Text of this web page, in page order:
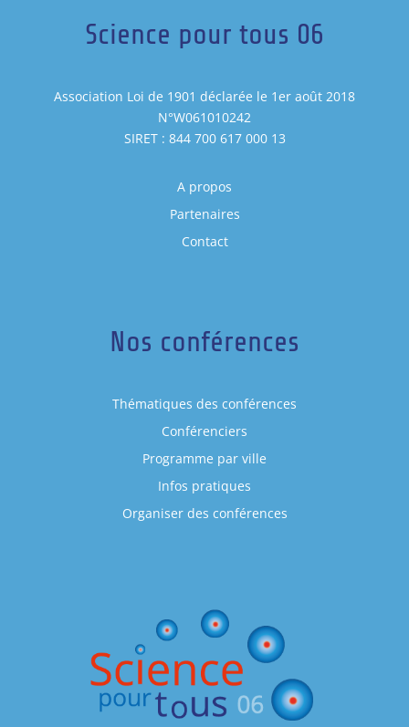
Science pour tous 06
Association Loi de 1901 déclarée le 1er août 2018
N°W061010242
SIRET : 844 700 617 000 13
A propos
Partenaires
Contact
Nos conférences
Thématiques des conférences
Conférenciers
Programme par ville
Infos pratiques
Organiser des conférences